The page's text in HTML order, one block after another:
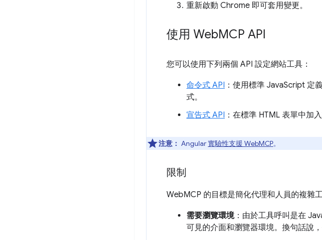
重新啟動 Chrome 即可套用變更。
使用 WebMCP API
您可以使用下列兩個 API 設定網站工具：
命令式 API ：使用標準 JavaScript 定
式。
宣告式 API ：在標準 HTML 表單中加
注意： Angular實驗性支援 WebMCP。
限制
WebMCP 的目標是簡化代理和人員的複雜
需要瀏覽環境：由於工具呼叫是在
可見的介面和瀏覽器環境。換句話說